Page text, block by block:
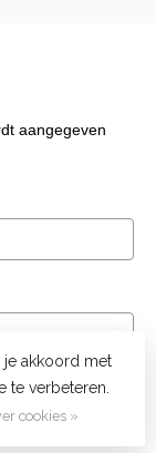
je akkoord met
te verbeteren.
cookies »
aangegeven